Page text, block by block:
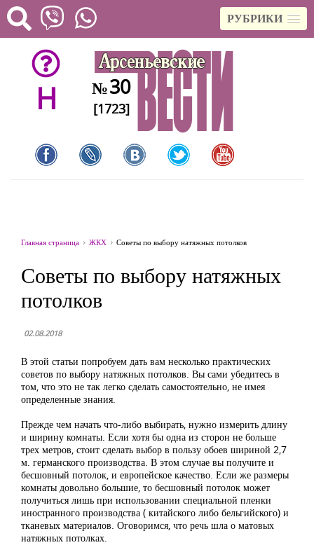
РУБРИКИ
H №30
[1723]
Главная страница ЖКХ Советы по выбору натяжных потолков
Советы по выбору натяжных
потолков
02.08.2018
В этой статьи попробуем дать вам несколько практических
советов по выбору натяжных потолков. Вы сами убедитесь в
том, что это не так легко сделать самостоятельно, не имея
определенные знания.
Прежде чем начать что-либо выбирать, нужно измерить длину
и ширину комнаты. Если хотя бы одна из сторон не больше
трех метров, стоит сделать выбор в пользу обоев шириной 2,7
м. германского производства. В этом случае вы получите и
бесшовный потолок, и европейское качество. Если же размеры
комнаты довольно большие, то бесшовный потолок может
получиться лишь при использовании специальной пленки
иностранного производства ( китайского либо бельгийского) и
тканевых материалов. Оговоримся, что речь шла о матовых
натяжных потолках.